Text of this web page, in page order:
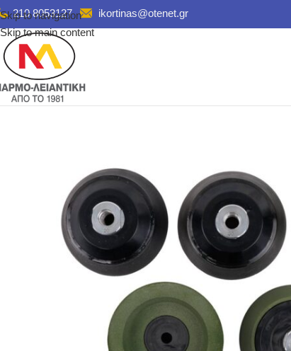
Skip to navigation
Skip to main content
210 8053127 ikortinas@otenet.gr